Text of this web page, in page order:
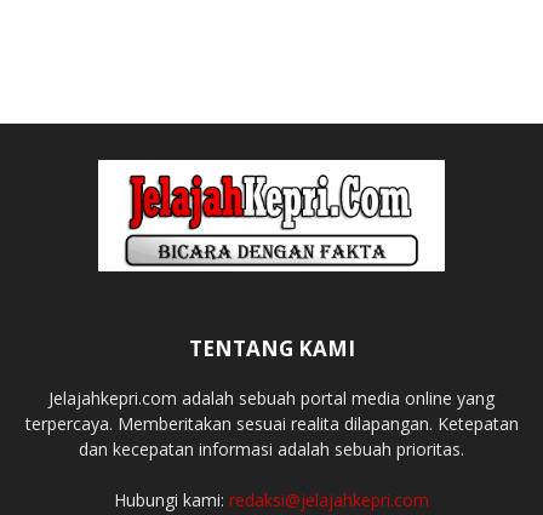
TENTANG KAMI
Jelajahkepri.com adalah sebuah portal media online yang
terpercaya. Memberitakan sesuai realita dilapangan. Ketepatan
dan kecepatan informasi adalah sebuah prioritas.
Hubungi kami: redaksi@jelajahkepri.com